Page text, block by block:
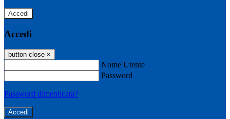
Accedi
Accedi
button close ×
Nome Utente
Password
Password dimenticata?